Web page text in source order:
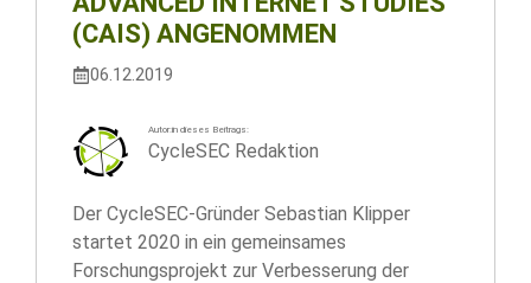
(CAIS) ANGENOMMEN
06.12.2019
Autor:in dieses Beitrags:
CycleSEC Redaktion
Der CycleSEC-Gründer Sebastian Klipper
startet 2020 in ein gemeinsames
Forschungsprojekt zur Verbesserung der